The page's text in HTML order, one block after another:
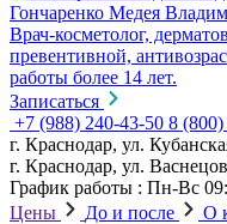
Гончаренко Медея
Врач-косметолог,
превентивной,
работы более 14 лет.
Записаться
+7 (988) 240-43-50 8
г. Краснодар, ул.
г. Краснодар, ул.
График работы : Пн-Вс
Цены
До и после О